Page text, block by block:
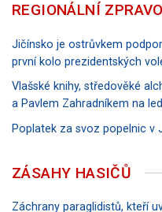
REGIONÁLNÍ
Jičínsko je ostrůvkem
první kolo prezidentských
Vlašské knihy, středověké
a Pavlem Zahradníkem na
Poplatek za svoz popelnic v
ZÁSAHY HASIČŮ
Záchrany paraglidistů, kteří